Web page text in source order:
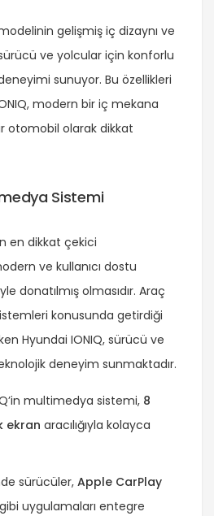
gelişmiş iç dizaynı ve
ve yolcular için konforlu
sunuyor. Bu özellikleri
modern bir iç mekana
otomobil olarak dikkat
Sistemi
en dikkat çekici
ve kullanıcı dostu
donatılmış olmasıdır. Araç
konusunda getirdiği
Hyundai IONIQ, sürücü ve
deneyim sunmaktadır.
multimedya sistemi, 8
ekran aracılığıyla kolayca
sürücüler, Apple CarPlay
gibi uygulamaları entegre